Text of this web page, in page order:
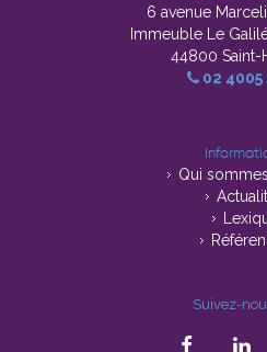
6 avenue
Immeuble Le
44800 Saint-
02 4005
Qui
Suivez-